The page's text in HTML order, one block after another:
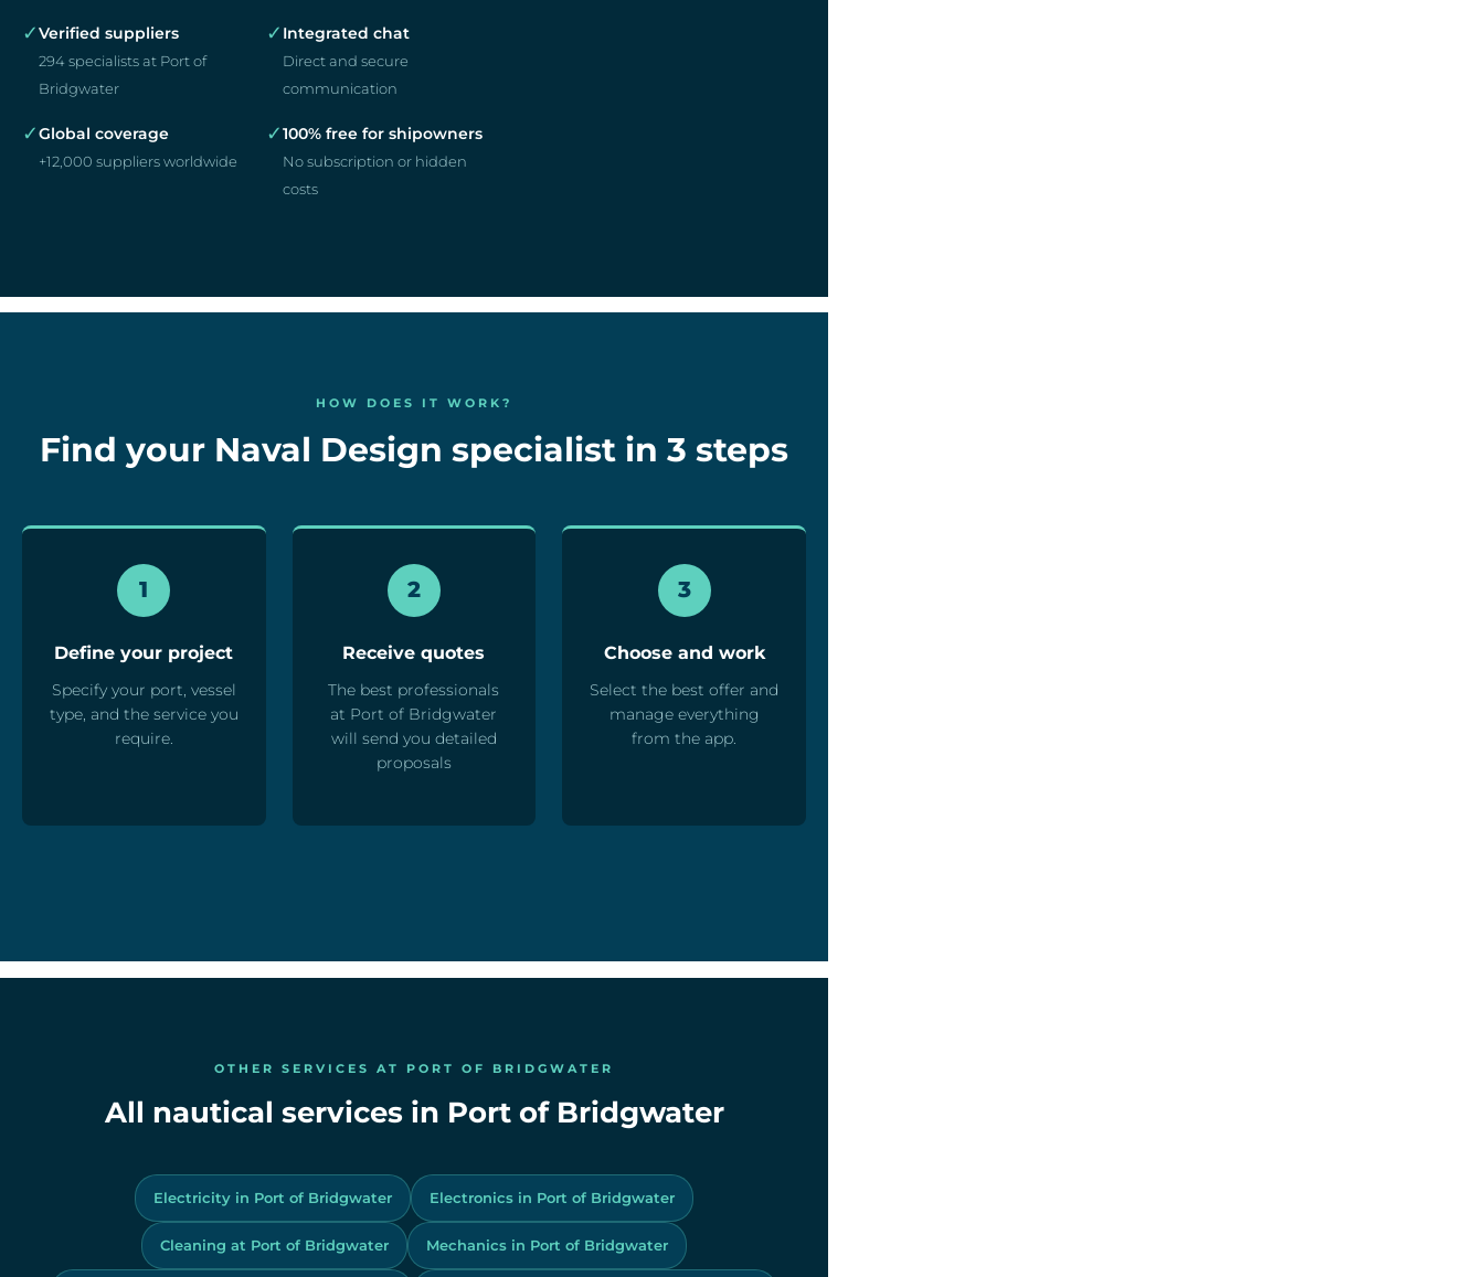
✓Verified suppliers
294 specialists at Port of
Bridgwater
✓ Integrated chat
Direct and secure
communication
✓Global coverage
+12,000 suppliers worldwide
✓100% free for shipowners
No subscription or hidden
costs
HOW DOES IT WORK?
Find your Naval Design specialist in 3 steps
1
Define your project
Specify your port, vessel
type, and the service you
require.
2
Receive quotes
The best professionals
at Port of Bridgwater
will send you detailed
proposals
3
Choose and work
Select the best offer and
manage everything
from the app.
OTHER SERVICES AT PORT OF BRIDGWATER
All nautical services in Port of Bridgwater
Electricity in Port of Bridgwater Electronics in Port of Bridgwater
Cleaning at Port of Bridgwater Mechanics in Port of Bridgwater